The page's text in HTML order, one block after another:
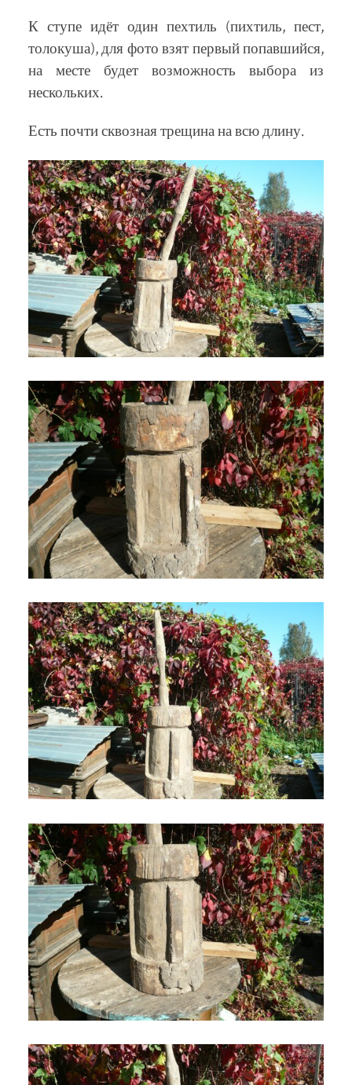
К ступе идёт один пехтиль (пихтиль, пест,
толокуша), для фото взят первый попавшийся,
на месте будет возможность выбора из
нескольких.
Есть почти сквозная трещина на всю длину.